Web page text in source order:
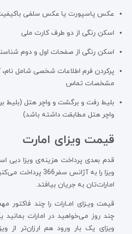
عکس پاسپورت یا عکس سلفی
اسکن رنگی از دو طرف کارت ملی
اسکن رنگی از صفحات اول و دوم
پرکردن فرم اطلاعات شخصی شامل
مشخصات تماس
بلیط رفت و برگشت و واچر هتل (بلیط
واچر هتل مطابقت داشته باشد)
قیمت ویزای امارت
قدم بعدی پرداخت هزینه‌ی ویزا دبی
ویزا را به آژانس
امارات‌تان به جریان بیافتد.
قیمت ویـزای امـارات را چند فاکتور
چند روز می‌خواهید در امارات بمانید
ویزای یک بار ورود هم ارزان‌تر از